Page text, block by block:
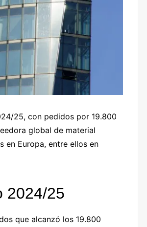
25, con pedidos por 19.800
global de material
en Europa, entre ellos en
2024/25
que alcanzó los 19.800